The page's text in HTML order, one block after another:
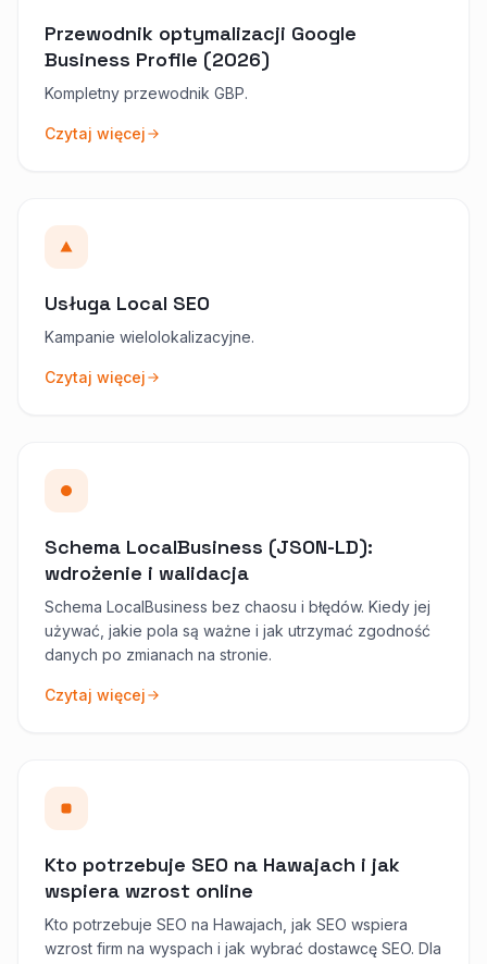
Przewodnik optymalizacji Google
Business Profile (2026)
Kompletny przewodnik GBP.
Czytaj więcej
Usługa Local SEO
Kampanie wielolokalizacyjne.
Czytaj więcej
Schema LocalBusiness (JSON-LD):
wdrożenie i walidacja
Schema LocalBusiness bez chaosu i błędów. Kiedy jej
używać, jakie pola są ważne i jak utrzymać zgodność
danych po zmianach na stronie.
Czytaj więcej
Kto potrzebuje SEO na Hawajach i jak
wspiera wzrost online
Kto potrzebuje SEO na Hawajach, jak SEO wspiera
wzrost firm na wyspach i jak wybrać dostawcę SEO. Dla